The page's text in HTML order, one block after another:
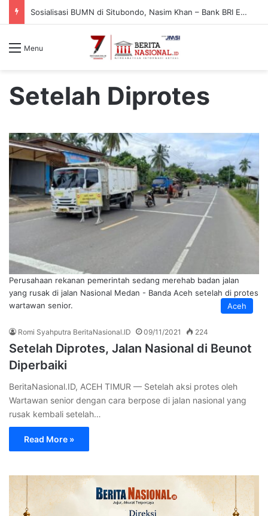
Sosialisasi BUMN di Situbondo, Nasim Khan – Bank BRI Edukasi Warga Cegah Penipuan Digital
Menu
Setelah Diprotes
Aceh
Perusahaan rekanan pemerintah sedang merehab badan jalan
yang rusak di jalan Nasional Medan - Banda Aceh setelah di protes
wartawan senior.
Romi Syahputra BeritaNasional.ID 09/11/2021 224
Setelah Diprotes, Jalan Nasional di Beunot
Diperbaiki
BeritaNasional.ID, ACEH TIMUR — Setelah aksi protes oleh
Wartawan senior dengan cara berpose di jalan nasional yang
rusak kembali setelah…
Read More »